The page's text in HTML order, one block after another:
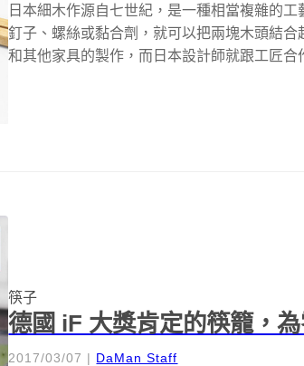
日本細木作源自七世紀，是一種相當複雜的
釘子、螺絲或黏合劑，就可以把兩塊木頭結
和其他家具的製作，而日本設計師就跟工匠
筷子
德國 iF 大獎肯定的筷籠，
2017/03/07 | DaMan Staff